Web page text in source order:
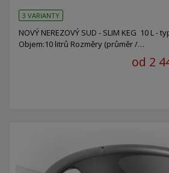
3 VARIANTY
NOVÝ NEREZOVÝ SUD - SLIM KEG 10 L -
Objem:10 litrů Rozměry (průměr /…
od 2